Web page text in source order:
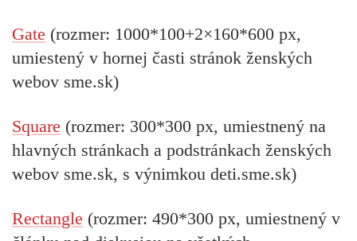
Gate (rozmer: 1000*100+2×160*600 px,
umiestený v hornej časti stránok ženských
webov sme.sk)
Square (rozmer: 300*300 px, umiestnený na
hlavných stránkach a podstránkach ženských
webov sme.sk, s výnimkou deti.sme.sk)
Rectangle (rozmer: 490*300 px, umiestnený v